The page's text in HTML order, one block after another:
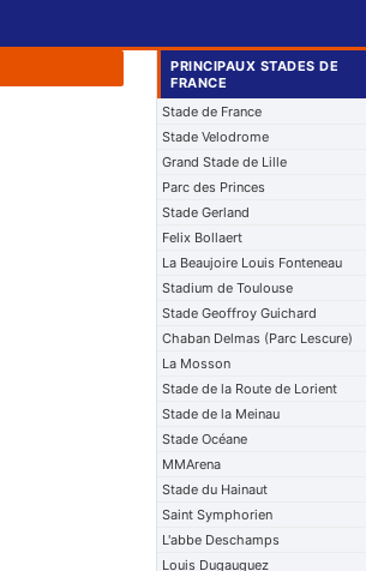
PRINCIPAUX STADES DE
FRANCE
Stade de France
Stade Velodrome
Grand Stade de Lille
Parc des Princes
Stade Gerland
Felix Bollaert
La Beaujoire Louis Fonteneau
Stadium de Toulouse
Stade Geoffroy Guichard
Chaban Delmas (Parc Lescure)
La Mosson
Stade de la Route de Lorient
Stade de la Meinau
Stade Océane
MMArena
Stade du Hainaut
Saint Symphorien
L'abbe Deschamps
Louis Dugauguez